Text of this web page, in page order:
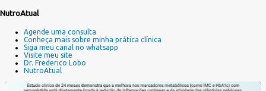
g
NutroAtual
Agende uma consulta
Conheça mais sobre minha prática clínica
Siga meu canal no whatsapp
Visite meu site
Dr. Frederico Lobo
NutroAtual